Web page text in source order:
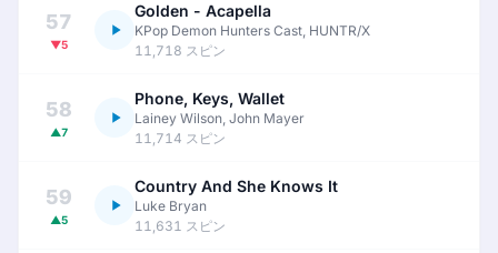
57
▼5
Golden - Acapella
KPop Demon Hunters Cast, HUNTR/X
11,718 スピン
58
▲7
Phone, Keys, Wallet
Lainey Wilson, John Mayer
11,714 スピン
59
▲5
Country And She Knows It
Luke Bryan
11,631 スピン